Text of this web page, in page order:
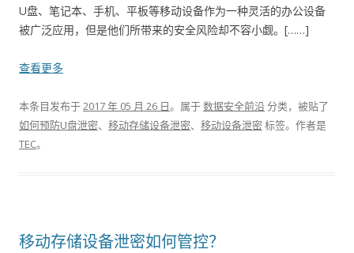
U盘、笔记本、手机、平板等移动设备作为一种灵活的办公设备
被广泛应用，但是他们所带来的安全风险却不容小觑。[……]
查看更多
本条目发布于2017 年 05 月 26 日。属于数据安全前沿分类，被贴了
如何预防U盘泄密、 移动存储设备泄密、 移动设备泄密标签。 作者是
TEC。
移动存储设备泄密如何管控？